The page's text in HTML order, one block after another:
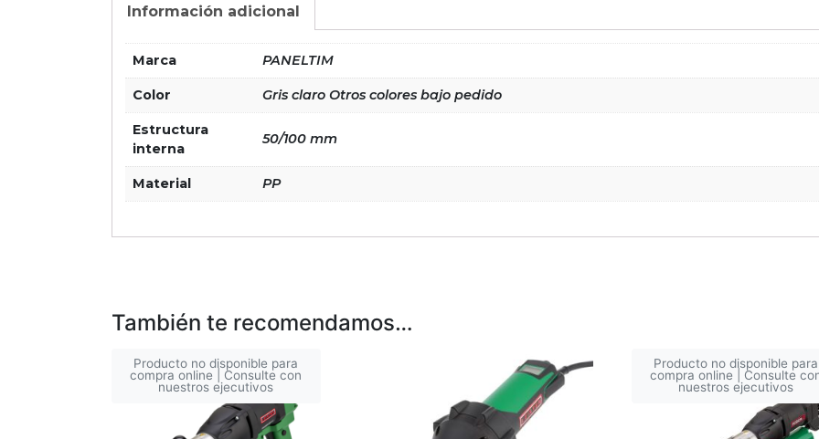
Información adicional
Marca PANELTIM
Color Gris claro Otros colores bajo pedido
Estructura
interna
50/100 mm
Material PP
También te recomendamos…
Producto no disponible para
compra online | Consulte con
nuestros ejecutivos
Producto no disponible para
compra online | Consulte
nuestros ejecutivos